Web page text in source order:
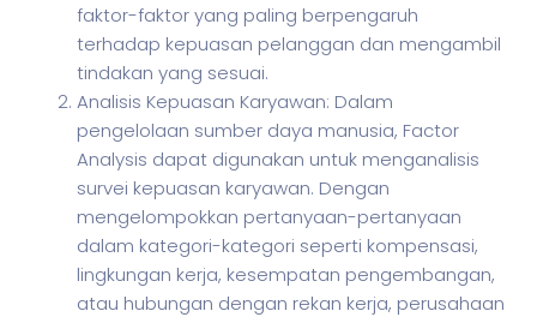
faktor-faktor yang paling berpengaruh
terhadap kepuasan pelanggan dan mengambil
tindakan yang sesuai.
Analisis Kepuasan Karyawan: Dalam
pengelolaan sumber daya manusia, Factor
Analysis dapat digunakan untuk menganalisis
survei kepuasan karyawan. Dengan
mengelompokkan pertanyaan-pertanyaan
dalam kategori-kategori seperti kompensasi,
lingkungan kerja, kesempatan pengembangan,
atau hubungan dengan rekan kerja, perusahaan